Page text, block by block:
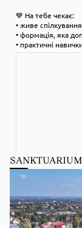
💙 На тебе чекає:
• живе
• формація, яка
• практичні